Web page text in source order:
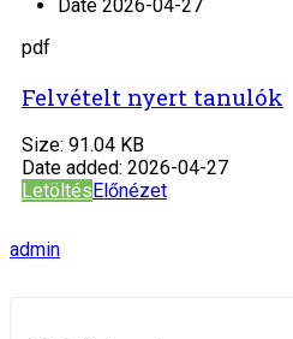
Date 2026-04-27
pdf
Felvételt nyert tanulók
Size: 91.04 KB
Date added: 2026-04-27
Letöltés Előnézet
admin